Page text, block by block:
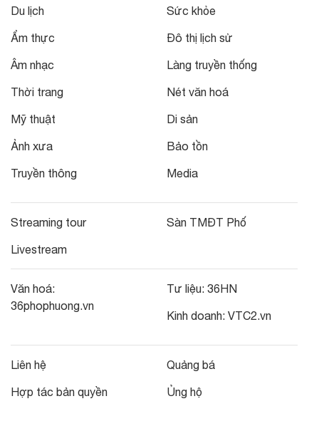
Du lịch
Ẩm thực
Âm nhạc
Thời trang
Mỹ thuật
Ảnh xưa
Truyền thông
Sức khỏe
Đô thị lịch sử
Làng truyền thống
Nét văn hoá
Di sản
Bảo tồn
Media
Streaming tour
Livestream
Sàn TMĐT Phố
Văn hoá:
36phophuong.vn
Tư liệu: 36HN
Kinh doanh: VTC2.vn
Liên hệ
Hợp tác bản quyền
Quảng bá
Ủng hộ